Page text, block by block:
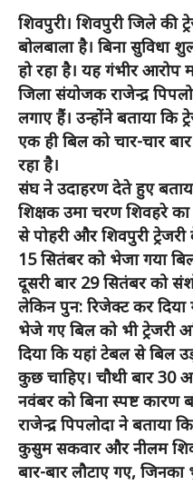
शिवपुरी। शिवपुरी जिले की
बोलबाला है। बिना सुविधा
हो रहा है। यह गंभीर आरोप
जिला संयोजक राजेन्द्र
लगाए हैं। उन्होंने बताया कि
एक ही बिल को चार-चार
रहा है।
संघ ने उदाहरण देते हुए
शिक्षक उमा चरण शिवहरे का
से पोहरी और शिवपुरी
15 सितंबर को भेजा गया
दूसरी बार 29 सितंबर को
लेकिन पुन: रिजेक्ट कर दिया
भेजे गए बिल को भी ट्रेजरी
दिया कि यहां टेबल से बिल
कुछ चाहिए। चौथी बार 30
नवंबर को बिना स्पष्ट कारण
राजेन्द्र पिपलोदा ने बताया
कुसुम सकवार और नीलम
बार-बार लौटाए गए,